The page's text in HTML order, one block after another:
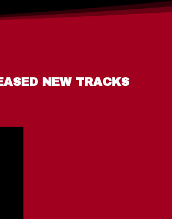
NEW TRACKS